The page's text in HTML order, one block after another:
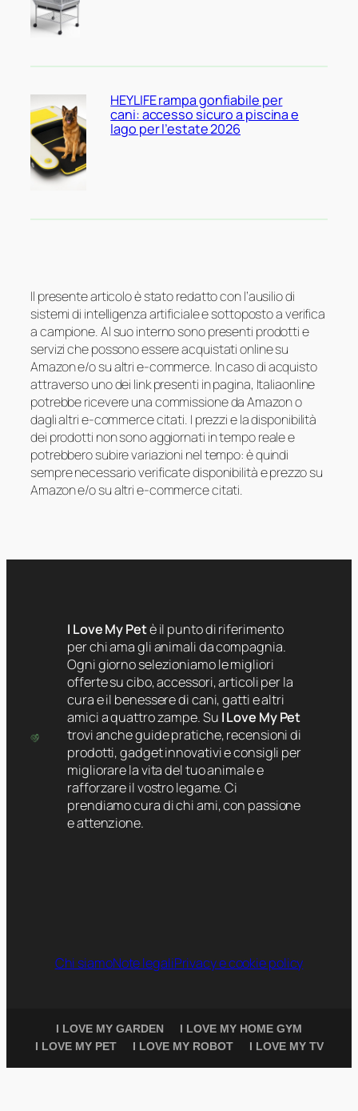
HEYLIFE rampa gonfiabile per
cani: accesso sicuro a piscina e
lago per l’estate 2026
Il presente articolo è stato redatto con l’ausilio di
sistemi di intelligenza artificiale e sottoposto a verifica
a campione. Al suo interno sono presenti prodotti e
servizi che possono essere acquistati online su
Amazon e/o su altri e-commerce. In caso di acquisto
attraverso uno dei link presenti in pagina, Italiaonline
potrebbe ricevere una commissione da Amazon o
dagli altri e-commerce citati. I prezzi e la disponibilità
dei prodotti non sono aggiornati in tempo reale e
potrebbero subire variazioni nel tempo: è quindi
sempre necessario verificate disponibilità e prezzo su
Amazon e/o su altri e-commerce citati.
I Love My Petè il punto di riferimento
per chi ama gli animali da compagnia.
Ogni giorno selezioniamo le migliori
offerte su cibo, accessori, articoli per la
cura e il benessere di cani, gatti e altri
amici a quattro zampe. Su I Love My Pet
trovi anche guide pratiche, recensioni di
prodotti, gadget innovativi e consigli per
migliorare la vita del tuo animale e
rafforzare il vostro legame. Ci
prendiamo cura di chi ami, con passione
e attenzione.
Chi siamoNote legaliPrivacy e cookie policy
I LOVE MY GARDEN
I LOVE MY HOME GYM
I LOVE MY PET
I LOVE MY ROBOT I LOVE MY TV